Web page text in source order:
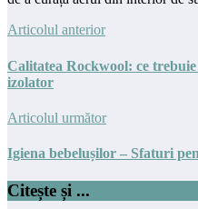
Articolul anterior
Calitatea Rockwool: ce
izolator
Articolul următor
Igiena bebelușilor – Sfaturi
Citește și ...